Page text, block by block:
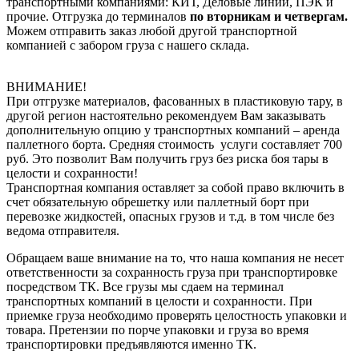
прочие. Отгрузка до терминалов по вторникам и четвергам.
Можем отправить заказ любой другой транспортной
компанией с забором груза с нашего склада.
ВНИМАНИЕ!
При отгрузке материалов, фасованных в пластиковую тару, в
другой регион настоятельно рекомендуем Вам заказывать
дополнительную опцию у транспортных компаний – аренда
паллетного борта. Средняя стоимость услуги составляет 700
руб. Это позволит Вам получить груз без риска боя тары в
целости и сохранности!
Транспортная компания оставляет за собой право включить в
счет обязательную обрешетку или паллетный борт при
перевозке жидкостей, опасных грузов и т.д. в том числе без
ведома отправителя.
Обращаем ваше внимание на то, что наша компания не несет
ответственности за сохранность груза при транспортировке
посредством ТК. Все грузы мы сдаем на терминал
транспортных компаний в целости и сохранности. При
приемке груза необходимо проверять целостность упаковки и
товара. Претензии по порче упаковки и груза во время
транспортировки предъявляются именно ТК.